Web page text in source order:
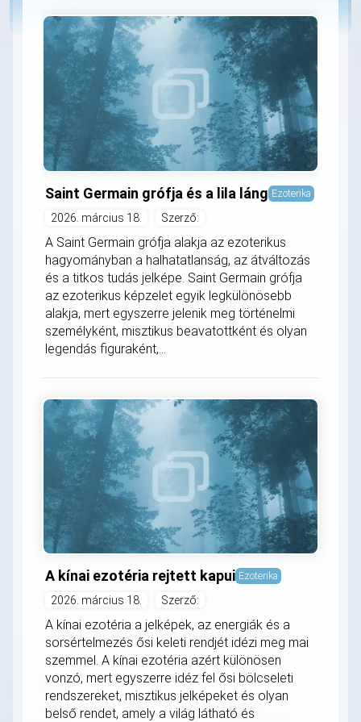
Saint Germain grófja és a lila láng Ezoterika
2026. március 18. Szerző:
A Saint Germain grófja alakja az ezoterikus
hagyományban a halhatatlanság, az átváltozás
és a titkos tudás jelképe. Saint Germain grófja
az ezoterikus képzelet egyik legkülönösebb
alakja, mert egyszerre jelenik meg történelmi
személyként, misztikus beavatottként és olyan
legendás figuraként,...
A kínai ezotéria rejtett kapui Ezoterika
2026. március 18. Szerző:
A kínai ezotéria a jelképek, az energiák és a
sorsértelmezés ősi keleti rendjét idézi meg mai
szemmel. A kínai ezotéria azért különösen
vonzó, mert egyszerre idéz fel ősi bölcseleti
rendszereket, misztikus jelképeket és olyan
belső rendet, amely a világ látható és